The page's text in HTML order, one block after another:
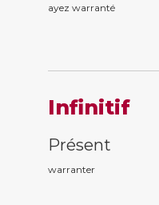
ayez warranté
Infinitif
Présent
warranter